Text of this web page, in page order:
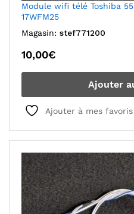
Module wifi télé Toshiba
17WFM25
Magasin: stef771200
10,00€
Ajouter
Ajouter à mes favoris